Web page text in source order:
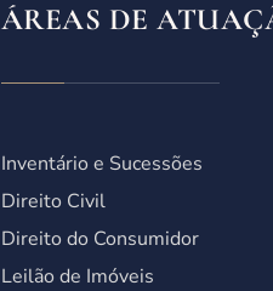
ÁREAS DE
Inventário e Sucessões
Direito Civil
Direito do Consumidor
Leilão de Imóveis